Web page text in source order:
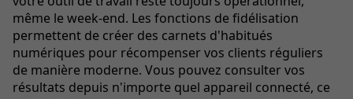
même le week-end. Les fonctions de fidélisation
permettent de créer des carnets d'habitués
numériques pour récompenser vos clients réguliers
de manière moderne. Vous pouvez consulter vos
résultats depuis n'importe quel appareil connecté, ce